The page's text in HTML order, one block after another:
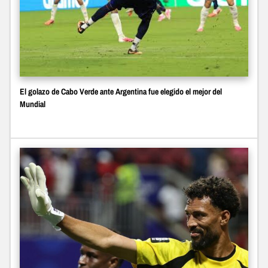
El golazo de Cabo Verde ante Argentina fue elegido el mejor del
Mundial